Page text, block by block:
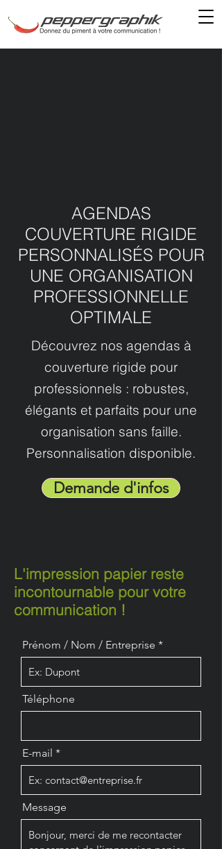
AGENDAS
COUVERTURE RIGIDE
PERSONNALISÉS POUR
UNE ORGANISATION
PROFESSIONNELLE
OPTIMALE
Découvrez nos agendas à
couverture rigide pour
professionnels : robustes,
élégants et parfaits pour une
organisation sans faille.
Personnalisation disponible.
Demande d'infos
L'impression papier reste
incontournable pour votre
communication !
Prénom / Nom / Entreprise
Téléphone
E-mail
Message